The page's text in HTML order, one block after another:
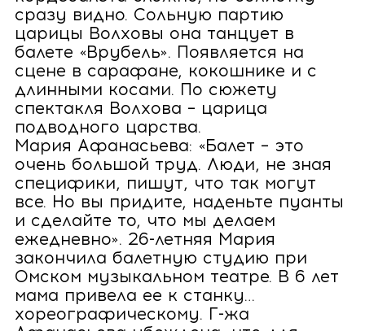
сразу видно. Сольную партию
царицы Волховы она танцует в
балете «Врубель». Появляется на
сцене в сарафане, кокошнике и с
длинными косами. По сюжету
спектакля Волхова – царица
подводного царства.
Мария Афанасьева: «Балет – это
очень большой труд. Люди, не зная
специфики, пишут, что так могут
все. Но вы придите, наденьте пуанты
и сделайте то, что мы делаем
ежедневно». 26-летняя Мария
закончила балетную студию при
Омском музыкальном театре. В 6 лет
мама привела ее к станку…
хореографическому. Г-жа